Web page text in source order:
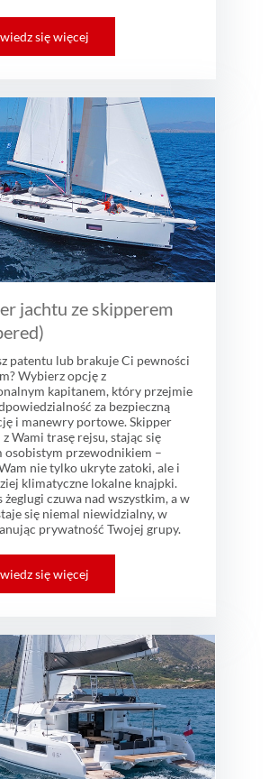
się więcej
jachtu ze skipperem
patentu lub brakuje Ci pewności
Wybierz opcję z
kapitanem, który przejmie
za bezpieczną
i manewry portowe. Skipper
Wami trasę rejsu, stając się
osobistym przewodnikiem –
nie tylko ukryte zatoki, ale i
klimatyczne lokalne knajpki.
żeglugi czuwa nad wszystkim, a w
się niemal niewidzialny, w
prywatność Twojej grupy.
się więcej